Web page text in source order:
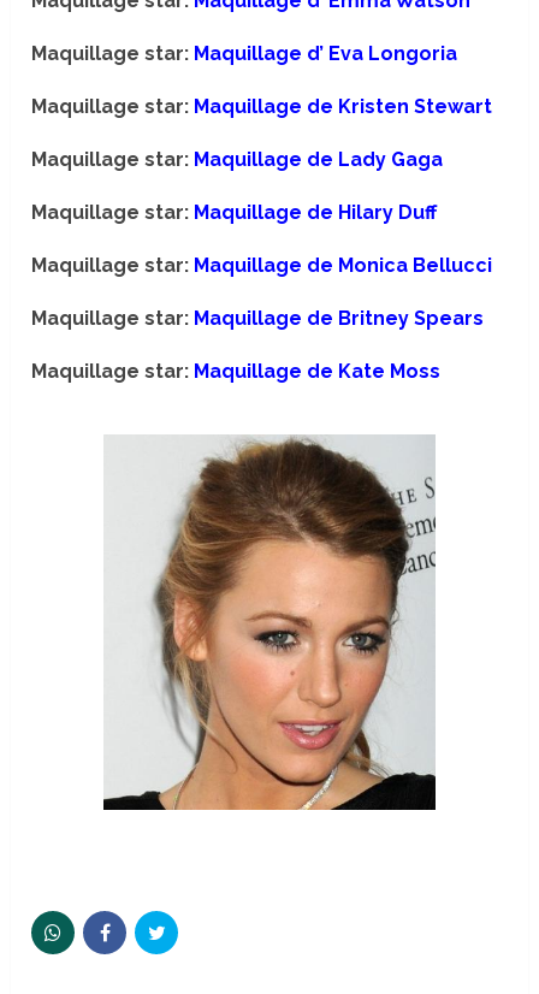
Maquillage star: Maquillage d’ Eva Longoria
Maquillage star: Maquillage de Kristen Stewart
Maquillage star: Maquillage de Lady Gaga
Maquillage star: Maquillage de Hilary Duff
Maquillage star: Maquillage de Monica Bellucci
Maquillage star: Maquillage de Britney Spears
Maquillage star: Maquillage de Kate Moss